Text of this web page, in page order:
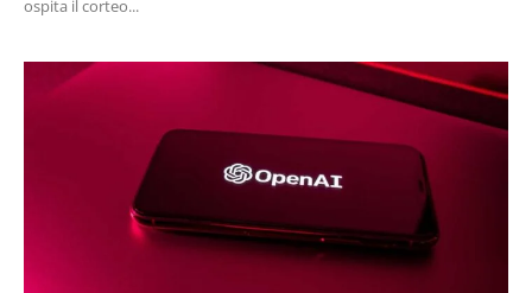
ospita il corteo...